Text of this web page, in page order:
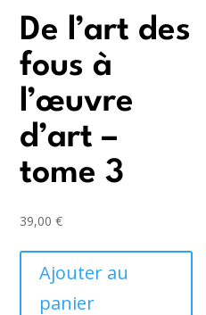
De l’art des
fous à
l’œuvre
d’art –
tome 3
39,00€
Ajouter au
panier